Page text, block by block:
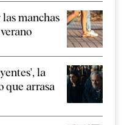
manchas
la
que arrasa